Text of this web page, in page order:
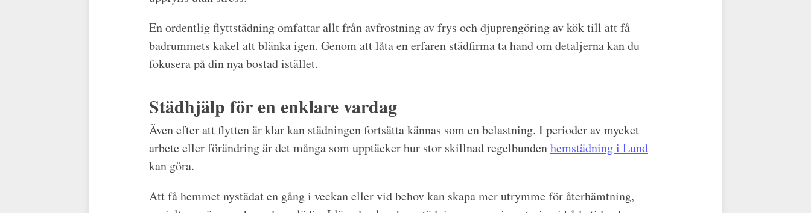
En ordentlig flyttstädning omfattar allt från avfrostning av frys och djuprengöring av kök till att få
badrummets kakel att blänka igen. Genom att låta en erfaren städfirma ta hand om detaljerna kan du
fokusera på din nya bostad istället.
Städhjälp för en enklare vardag
Även efter att flytten är klar kan städningen fortsätta kännas som en belastning. I perioder av mycket
arbete eller förändring är det många som upptäcker hur stor skillnad regelbundenhemstädning i Lund
kan göra.
Att få hemmet nystädat en gång i veckan eller vid behov kan skapa mer utrymme för återhämtning,